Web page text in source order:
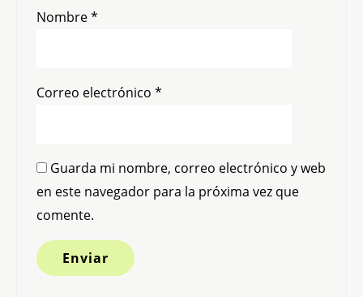
Nombre*
Correo electrónico *
Guarda mi nombre, correo electrónico y web
en este navegador para la próxima vez que
comente.